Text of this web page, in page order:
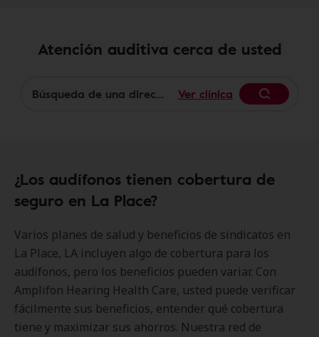
Atención auditiva cerca de usted
Ver clínica
¿Los audífonos tienen cobertura de
seguro en La Place?
Varios planes de salud y beneficios de sindicatos en
La Place, LA incluyen algo de cobertura para los
audífonos, pero los beneficios pueden variar. Con
Amplifon Hearing Health Care, usted puede verificar
fácilmente sus beneficios, entender qué cobertura
tiene y maximizar sus ahorros. Nuestra red de